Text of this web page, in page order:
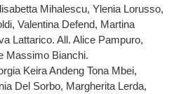
Mihalescu, Ylenia Lorusso,
Valentina Defend, Martina
Lattarico. All. Alice Pampuro,
Massimo Bianchi.
Keira Andeng Tona Mbei,
Del Sorbo, Margherita Lerda,